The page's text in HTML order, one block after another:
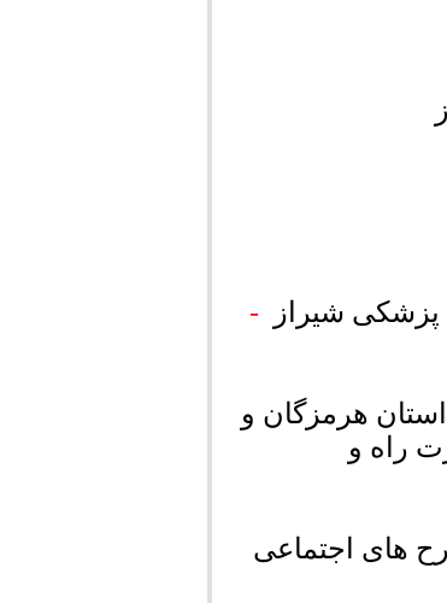
پزشکی شیراز -
هرمزگان و
راه و
های اجتماعی